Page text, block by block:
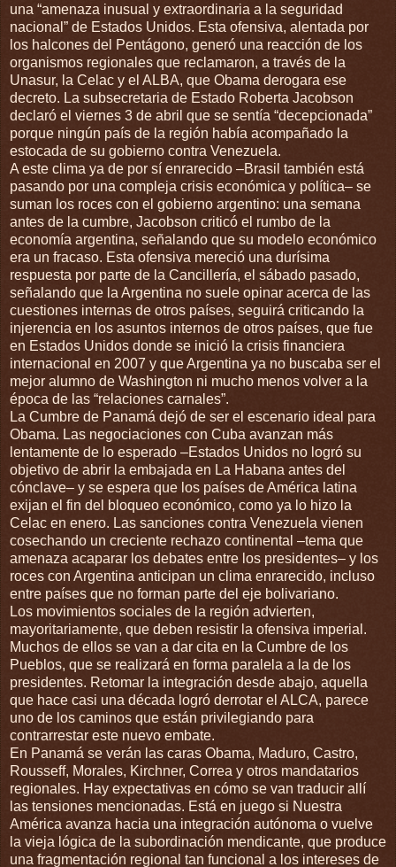
una “amenaza inusual y extraordinaria a la seguridad
nacional” de Estados Unidos. Esta ofensiva, alentada por
los halcones del Pentágono, generó una reacción de los
organismos regionales que reclamaron, a través de la
Unasur, la Celac y el ALBA, que Obama derogara ese
decreto. La subsecretaria de Estado Roberta Jacobson
declaró el viernes 3 de abril que se sentía “decepcionada”
porque ningún país de la región había acompañado la
estocada de su gobierno contra Venezuela.
A este clima ya de por sí enrarecido –Brasil también está
pasando por una compleja crisis económica y política– se
suman los roces con el gobierno argentino: una semana
antes de la cumbre, Jacobson criticó el rumbo de la
economía argentina, señalando que su modelo económico
era un fracaso. Esta ofensiva mereció una durísima
respuesta por parte de la Cancillería, el sábado pasado,
señalando que la Argentina no suele opinar acerca de las
cuestiones internas de otros países, seguirá criticando la
injerencia en los asuntos internos de otros países, que fue
en Estados Unidos donde se inició la crisis financiera
internacional en 2007 y que Argentina ya no buscaba ser el
mejor alumno de Washington ni mucho menos volver a la
época de las “relaciones carnales”.
La Cumbre de Panamá dejó de ser el escenario ideal para
Obama. Las negociaciones con Cuba avanzan más
lentamente de lo esperado –Estados Unidos no logró su
objetivo de abrir la embajada en La Habana antes del
cónclave– y se espera que los países de América latina
exijan el fin del bloqueo económico, como ya lo hizo la
Celac en enero. Las sanciones contra Venezuela vienen
cosechando un creciente rechazo continental –tema que
amenaza acaparar los debates entre los presidentes– y los
roces con Argentina anticipan un clima enrarecido, incluso
entre países que no forman parte del eje bolivariano.
Los movimientos sociales de la región advierten,
mayoritariamente, que deben resistir la ofensiva imperial.
Muchos de ellos se van a dar cita en la Cumbre de los
Pueblos, que se realizará en forma paralela a la de los
presidentes. Retomar la integración desde abajo, aquella
que hace casi una década logró derrotar el ALCA, parece
uno de los caminos que están privilegiando para
contrarrestar este nuevo embate.
En Panamá se verán las caras Obama, Maduro, Castro,
Rousseff, Morales, Kirchner, Correa y otros mandatarios
regionales. Hay expectativas en cómo se van traducir allí
las tensiones mencionadas. Está en juego si Nuestra
América avanza hacia una integración autónoma o vuelve
la vieja lógica de la subordinación mendicante, que produce
una fragmentación regional tan funcional a los intereses de